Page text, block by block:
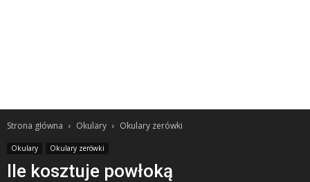
Strona główna Okulary Okulary zerówki
Okulary Okulary zerówki
Ile kosztuje powłoką